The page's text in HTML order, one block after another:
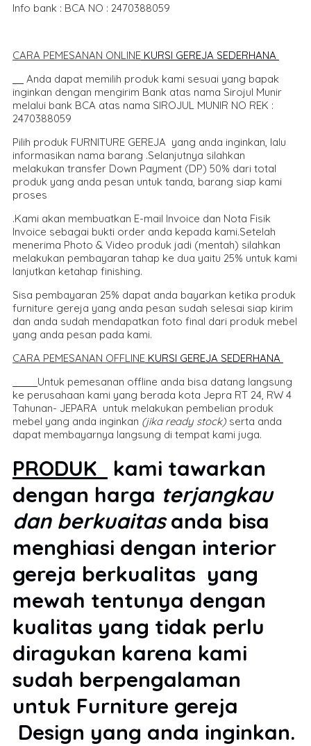
Info bank : BCA NO : 2470388059
CARA PEMESANAN ONLINE KURSI GEREJA SEDERHANA
Anda dapat memilih produk kami sesuai yang bapak
inginkan dengan mengirim Bank atas nama Sirojul Munir
melalui bank BCA atas nama SIROJUL MUNIR NO REK :
2470388059
Pilih produk FURNITURE GEREJA yang anda inginkan, lalu
informasikan nama barang .Selanjutnya silahkan
melakukan transfer Down Payment (DP) 50% dari total
produk yang anda pesan untuk tanda, barang siap kami
proses
.Kami akan membuatkan E-mail Invoice dan Nota Fisik
Invoice sebagai bukti order anda kepada kami.Setelah
menerima Photo & Video produk jadi (mentah) silahkan
melakukan pembayaran tahap ke dua yaitu 25% untuk kami
lanjutkan ketahap finishing.
Sisa pembayaran 25% dapat anda bayarkan ketika produk
furniture gereja yang anda pesan sudah selesai siap kirim
dan anda sudah mendapatkan foto final dari produk mebel
yang anda pesan pada kami.
CARA PEMESANAN OFFLINE KURSI GEREJA SEDERHANA
Untuk pemesanan offline anda bisa datang langsung
ke perusahaan kami yang berada kota Jepra RT 24, RW 4
Tahunan- JEPARA untuk melakukan pembelian produk
mebel yang anda inginkan (jika ready stock) serta anda
dapat membayarnya langsung di tempat kami juga.
PRODUK
kami tawarkan
dengan harga terjangkau
dan berkuaitasanda bisa
menghiasi dengan interior
gereja berkualitas yang
mewah tentunya dengan
kualitas yang tidak perlu
diragukan karena kami
sudah berpengalaman
untuk Furniture gereja
Design yang anda inginkan.